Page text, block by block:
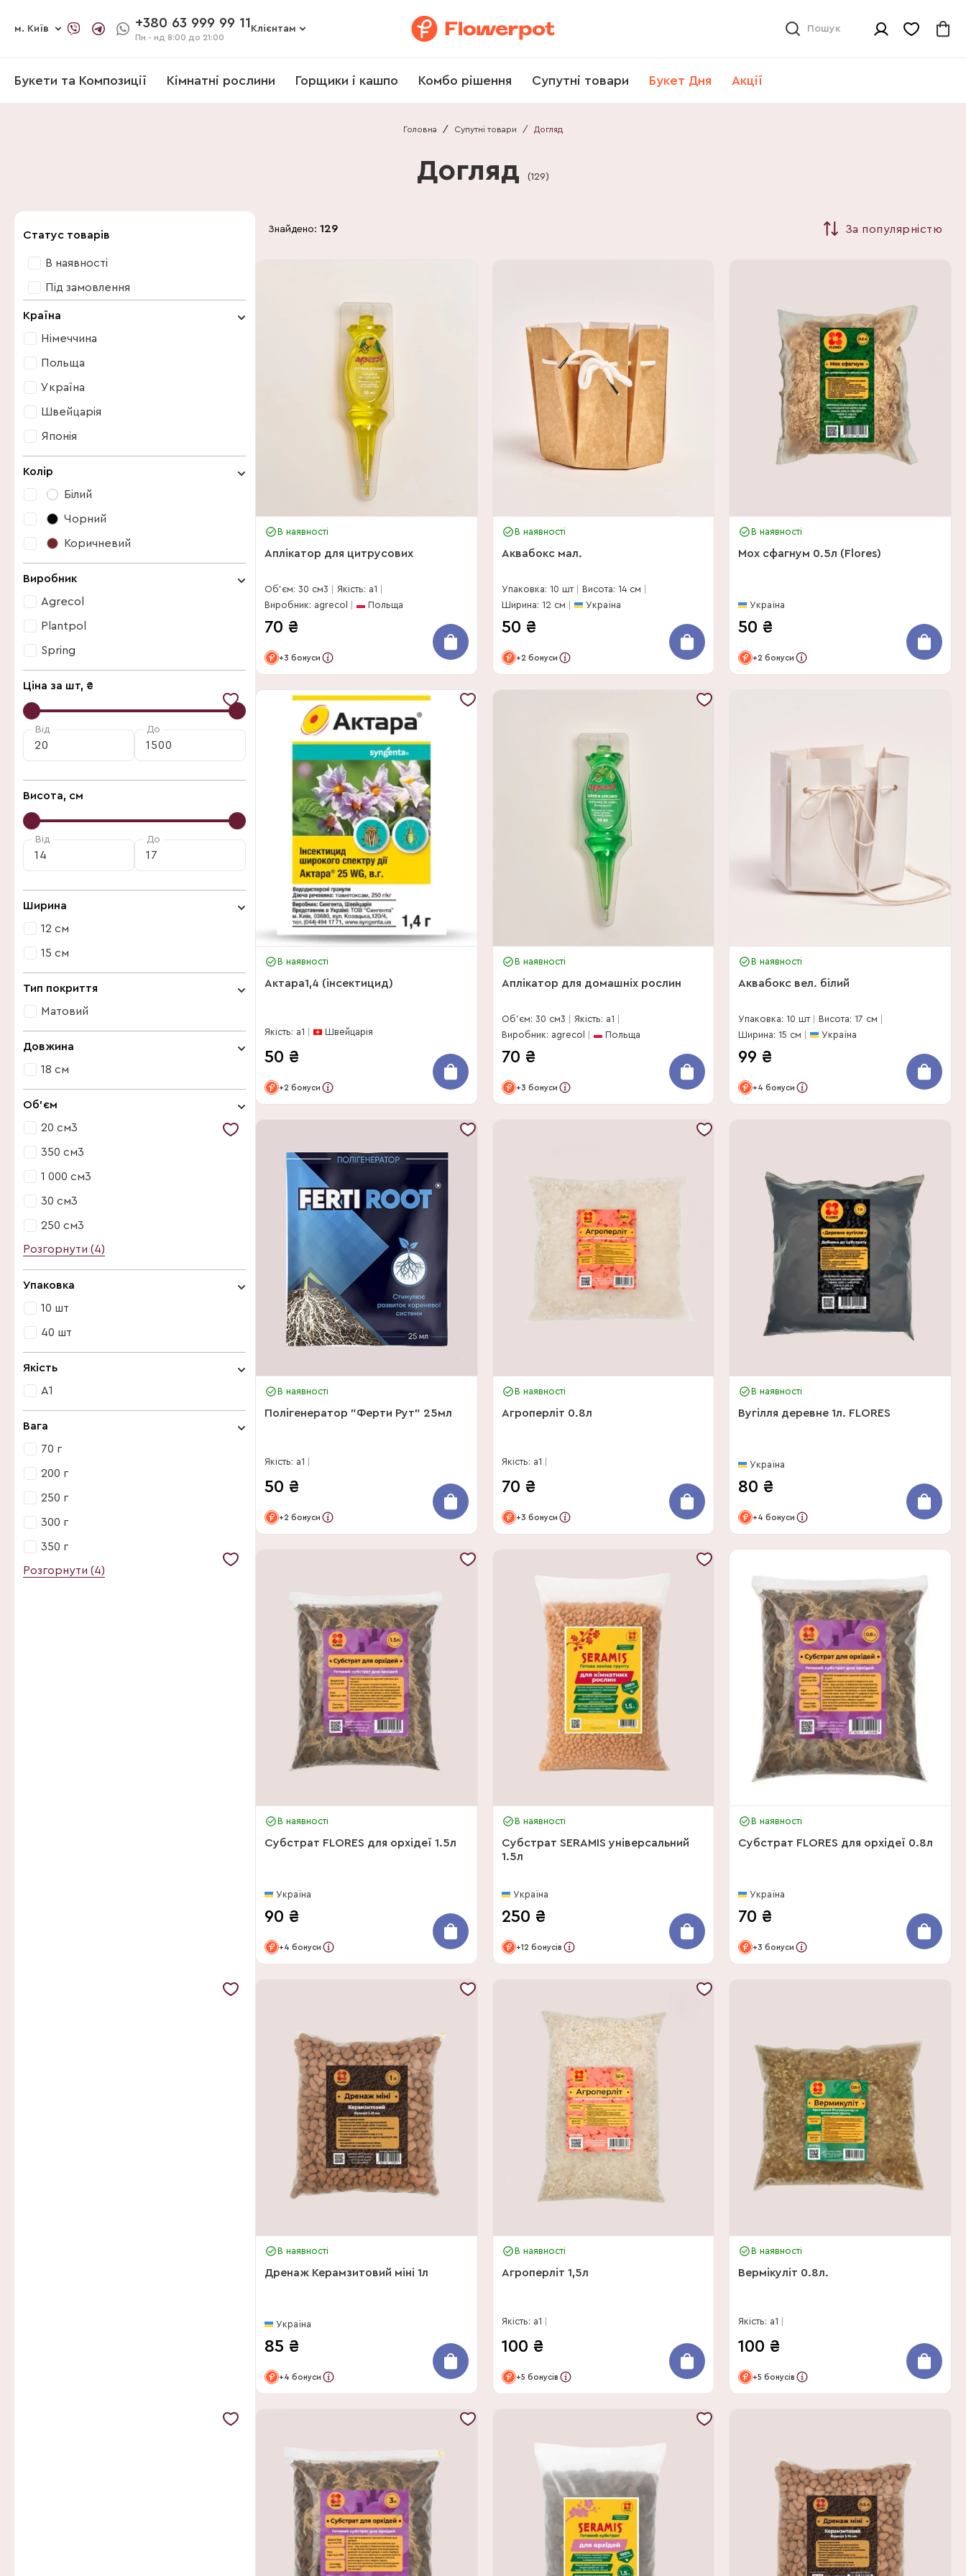
м. Київ +380 63 999 99 11
Пн - нд 8:00 до 21:00
Клієнтам Пошук
Букети та Композиції Кімнатні рослини Горщики і кашпо Комбо рішення Супутні товари Букет Дня Акції
Головна / Супутні товари / Догляд
Догляд (129)
Статус товарів
В наявності
Під замовлення
Країна
Німеччина
Польща
Україна
Швейцарія
Японія
Колір
Білий
Чорний
Коричневий
Виробник
Agrecol
Plantpol
Spring
Spring
Ціна за шт, ₴
Від До
Висота, см
Від До
Ширина
12 см
15 см
Тип покриття
Матовий
Довжина
18 см
Об'єм
20 см3
350 см3
1 000 см3
30 см3
250 см3
20 см3
250 см3
300 см3
Розгорнути (4)
Упаковка
10 шт
40 шт
Якість
А1
Вага
70 г
200 г
250 г
300 г
350 г
5 г
Розгорнути (4)
Знайдено: 129 За популярністю
В наявності
Аплікатор для цитрусових
Об'єм: 30 см3
Якість: a1
Виробник: agrecol
Польща
70 ₴
+3 бонуси
В наявності
Аквабокс мал.
Упаковка: 10 шт
Висота: 14 см
Ширина: 12 см
Україна
50 ₴
+2 бонуси
В наявності
Мох сфагнум 0.5л (Flores)
Україна
50 ₴
+2 бонуси
В наявності
Актара1,4 (інсектицид)
Якість: a1 Швейцарія
50 ₴
+2 бонуси
В наявності
Аплікатор для домашніх рослин
Об'єм: 30 см3
Якість: a1
Виробник: agrecol
Польща
70 ₴
+3 бонуси
В наявності
Аквабокс вел. білий
Упаковка: 10 шт
Висота: 17 см
Ширина: 15 см
Україна
99 ₴
+4 бонуси
В наявності
Полігенератор "Ферти Рут" 25мл
Якість: a1
50 ₴
+2 бонуси
В наявності
Агроперліт 0.8л
Якість: a1
70 ₴
+3 бонуси
В наявності
Вугілля деревне 1л. FLORES
Україна
80 ₴
+4 бонуси
В наявності
Субстрат FLORES для орхідеї 1.5л
Україна
90 ₴
+4 бонуси
В наявності
Субстрат SERAMIS універсальний
1.5л
Україна
250 ₴
+12 бонусів
В наявності
Субстрат FLORES для орхідеї 0.8л
Україна
70 ₴
+3 бонуси
В наявності
Дренаж Керамзитовий міні 1л
Україна
85 ₴
+4 бонуси
В наявності
Агроперліт 1,5л
Якість: a1
100 ₴
+5 бонусів
В наявності
Вермікуліт 0.8л.
Якість: a1
100 ₴
+5 бонусів